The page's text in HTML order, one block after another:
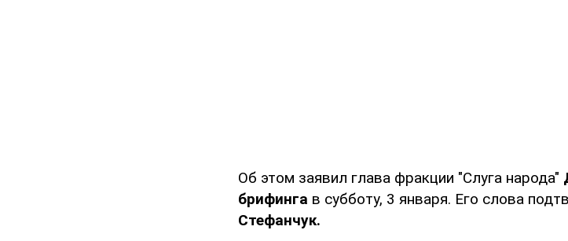
Об этом заявил глава фракции "Слуга народа"
брифинга в субботу, 3 января. Его слова
Стефанчук.